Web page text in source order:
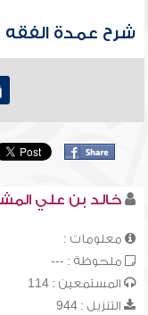
شرح عمدة الفقه -
خالد بن علي
معلومات :
ملحوظة : ---
المستمعين : 114
التنزيل : 944